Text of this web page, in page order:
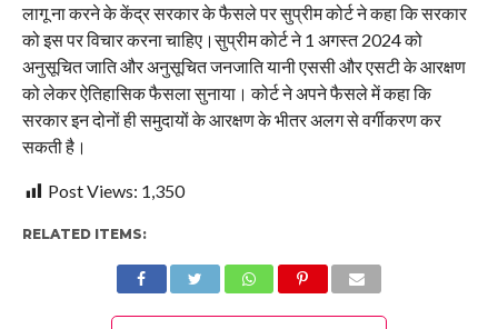
लागू ना करने के केंद्र सरकार के फैसले पर सुप्रीम कोर्ट ने कहा कि सरकार
को इस पर विचार करना चाहिए।सुप्रीम कोर्ट ने 1 अगस्त 2024 को
अनुसूचित जाति और अनुसूचित जनजाति यानी एससी और एसटी के आरक्षण
को लेकर ऐतिहासिक फैसला सुनाया। कोर्ट ने अपने फैसले में कहा कि
सरकार इन दोनों ही समुदायों के आरक्षण के भीतर अलग से वर्गीकरण कर
सकती है।
Post Views: 1,350
RELATED ITEMS: